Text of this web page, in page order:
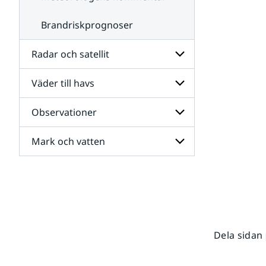
Brandriskprognoser
Radar och satellit
Undersidor
för
Radar
och
satellit
Väder till havs
Undersidor
för
Väder
till
havs
Observationer
Undersidor
för
Mark och vatten
Dela sidan